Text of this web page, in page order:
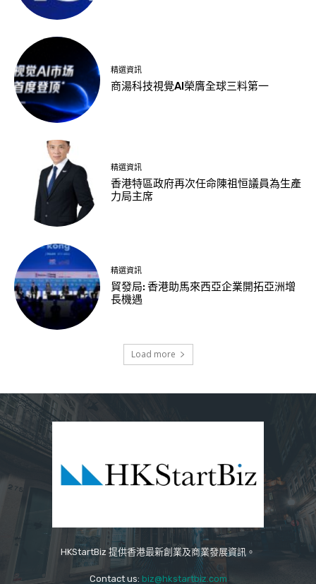
精選資訊
商湯科技視覺AI榮膺全球三料第一
精選資訊
香港特區政府再次任命陳祖恒議員為生產
力局主席
精選資訊
貿發局: 香港助馬來西亞企業開拓亞洲增
長機遇
Load more
HKStartBiz 提供香港最新創業及商業發展資訊。
Contact us: biz@hkstartbiz.com